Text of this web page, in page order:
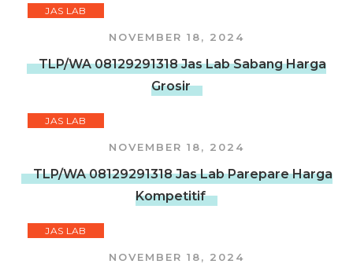
JAS LAB
NOVEMBER 18, 2024
TLP/WA 08129291318 Jas Lab Sabang Harga
Grosir
JAS LAB
NOVEMBER 18, 2024
TLP/WA 08129291318 Jas Lab Parepare Harga
Kompetitif
JAS LAB
NOVEMBER 18, 2024